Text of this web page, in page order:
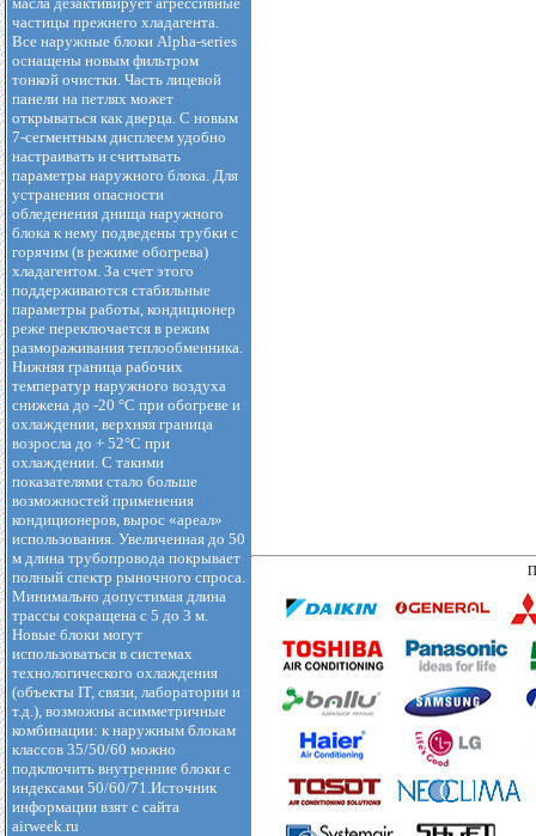
частицы прежнего хладагента.
Все наружные блоки Alpha-series
оснащены новым фильтром
тонкой очистки. Часть лицевой
панели на петлях может
открываться как дверца. С новым
7-сегментным дисплеем удобно
настраивать и считывать
параметры наружного блока. Для
устранения опасности
обледенения днища наружного
блока к нему подведены трубки с
горячим (в режиме обогрева)
хладагентом. За счет этого
поддерживаются стабильные
параметры работы, кондиционер
реже переключается в режим
размораживания теплообменника.
Нижняя граница рабочих
температур наружного воздуха
снижена до -20 °С при обогреве и
охлаждении, верхняя граница
возросла до + 52°С при
охлаждении. С такими
показателями стало больше
возможностей применения
кондиционеров, вырос «ареал»
использования. Увеличенная до 50
м длина трубопровода покрывает
полный спектр рыночного спроса.
Минимально допустимая длина
трассы сокращена с 5 до 3 м.
Новые блоки могут
использоваться в системах
технологического охлаждения
(объекты IT, связи, лаборатории и
т.д.), возможны асимметричные
комбинации: к наружным блокам
классов 35/50/60 можно
подключить внутренние блоки с
индексами 50/60/71.Источник
информации взят с сайта
airweek.ru